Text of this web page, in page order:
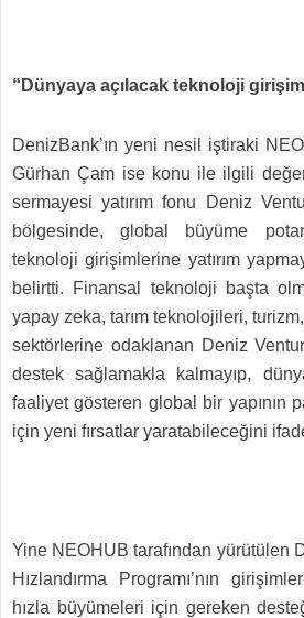
“Dünyaya açılacak teknoloji
DenizBank’ın yeni nesil iştiraki
Gürhan Çam ise konu ile ilgili
sermayesi yatırım fonu Deniz
bölgesinde, global büyüme
teknoloji girişimlerine yatırım
belirtti. Finansal teknoloji başta
yapay zeka, tarım teknolojileri,
sektörlerine odaklanan Deniz
destek sağlamakla kalmayıp,
faaliyet gösteren global bir yapının
için yeni fırsatlar yaratabileceğini
Yine NEOHUB tarafından yürütülen
Hızlandırma Programı’nın
hızla büyümeleri için gereken